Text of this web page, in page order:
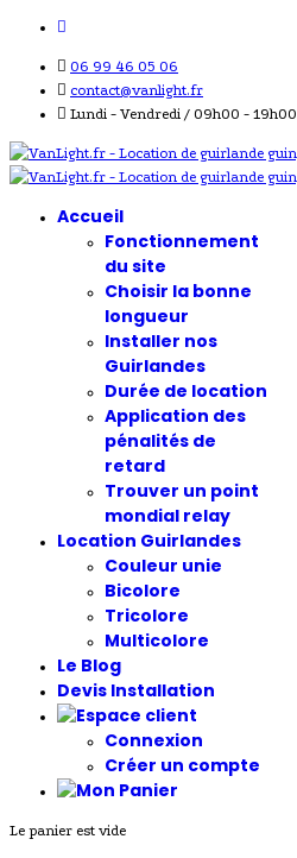
06 99 46 05 06
contact@vanlight.fr
Lundi - Vendredi / 09h00 - 19h00
Accueil
Fonctionnement
du site
Choisir la bonne
longueur
Installer nos
Guirlandes
Durée de location
Application des
pénalités de
retard
Trouver un point
mondial relay
Location Guirlandes
Couleur unie
Bicolore
Tricolore
Multicolore
Le Blog
Devis Installation
Connexion
Créer un compte
Le panier est vide